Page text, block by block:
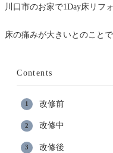
川口市のお家で1Day床リフ
床の痛みが大きいとのこと
Contents
改修前
改修中
改修後